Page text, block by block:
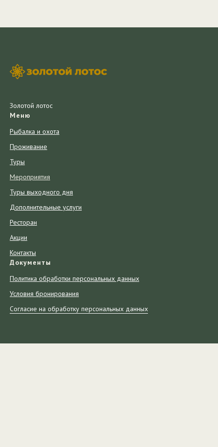
Золотой лотос
Меню
Рыбалка и охота
Проживание
Туры
Мероприятия
Туры выходного дня
Дополнительные услуги
Ресторан
Акции
Контакты
Документы
Политика обработки персональных данных
Условия бронирования
Согласие на обработку персональных данных